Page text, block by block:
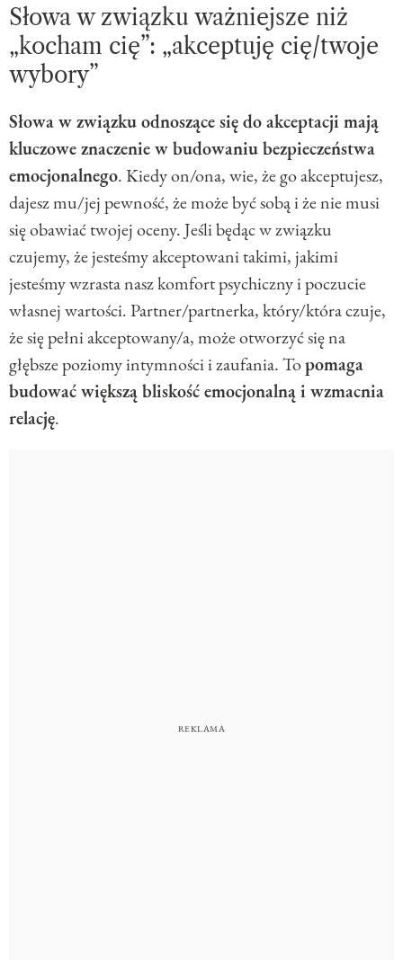
Słowa w związku ważniejsze niż
„kocham cię”: „akceptuję cię/twoje
wybory”
Słowa w związku odnoszące się do akceptacji mają
kluczowe znaczenie w budowaniu bezpieczeństwa
emocjonalnego. Kiedy on/ona, wie, że go akceptujesz,
dajesz mu/jej pewność, że może być sobą i że nie musi
się obawiać twojej oceny. Jeśli będąc w związku
czujemy, że jesteśmy akceptowani takimi, jakimi
jesteśmy wzrasta nasz komfort psychiczny i poczucie
własnej wartości. Partner/partnerka, który/która czuje,
że się pełni akceptowany/a, może otworzyć się na
głębsze poziomy intymności i zaufania. Topomaga
budować większą bliskość emocjonalną i wzmacnia
relację.